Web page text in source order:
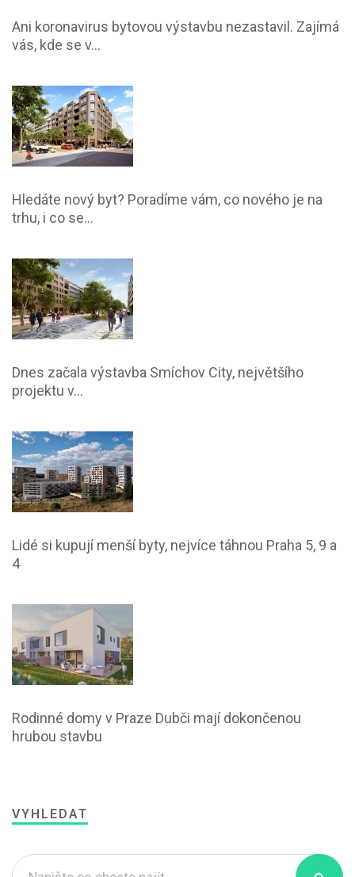
Ani koronavirus bytovou výstavbu nezastavil. Zajímá
vás, kde se v...
Hledáte nový byt? Poradíme vám, co nového je na
trhu, i co se...
Dnes začala výstavba Smíchov City, největšího
projektu v...
Lidé si kupují menší byty, nejvíce táhnou Praha 5, 9 a
4
Rodinné domy v Praze Dubči mají dokončenou
hrubou stavbu
VYHLEDAT